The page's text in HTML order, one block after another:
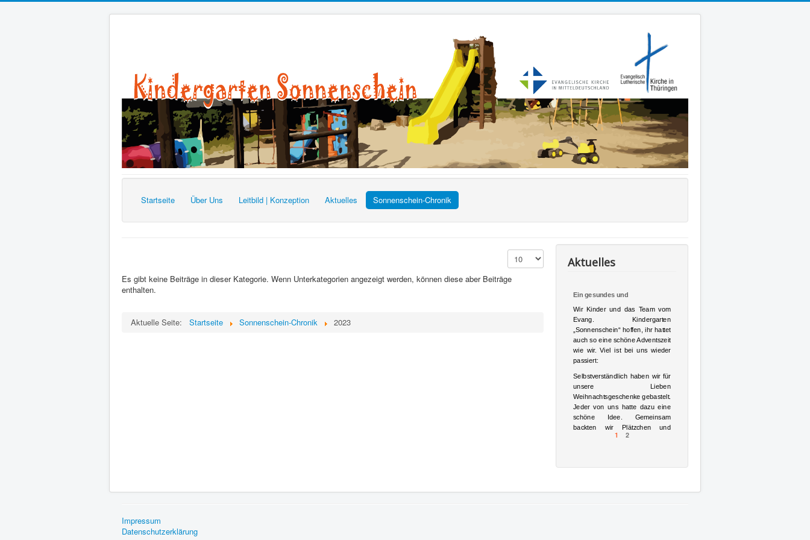
Startseite Über Uns Leitbild | Konzeption Aktuelles Sonnenschein-Chronik
Anzeige #
Es gibt keine Beiträge in dieser Kategorie. Wenn Unterkategorien angezeigt werden, können diese aber Beiträge
enthalten.
Aktuelle Seite: Startseite Sonnenschein-Chronik 2023
Aktuelles
Ein gesundes und
gesegnetes [...]
Wir Kinder und das Team vom
Evang. Kindergarten
„Sonnenschein“ hoffen, ihr hattet
auch so eine schöne Adventszeit
wie wir. Viel ist bei uns wieder
passiert:
Selbstverständlich haben wir für
unsere Lieben
Weihnachtsgeschenke gebastelt.
Jeder von uns hatte dazu eine
schöne Idee. Gemeinsam
backten wir Plätzchen und
lernten noch Weihnachtslieder,
Weihnachtsgedichte – und
Am27.11.2024luden wir alle
1 2
Impressum
Datenschutzerklärung